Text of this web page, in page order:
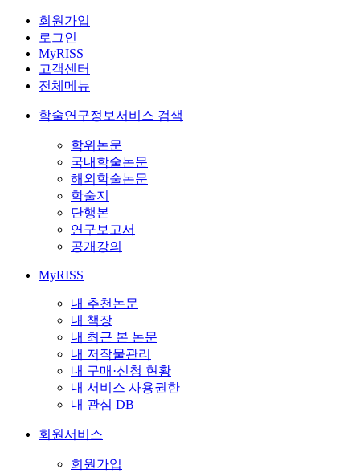
회원가입
로그인
MyRISS
고객센터
전체메뉴
학술연구정보서비스 검색
학위논문
국내학술논문
해외학술논문
학술지
단행본
연구보고서
공개강의
MyRISS
내 추천논문
내 책장
내 최근 본 논문
내 저작물관리
내 구매·신청 현황
내 서비스 사용권한
내 관심 DB
회원서비스
회원가입